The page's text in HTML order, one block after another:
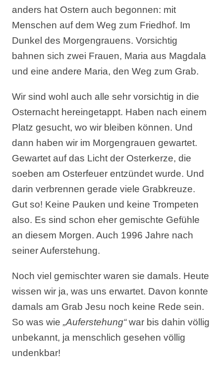
anders hat Ostern auch begonnen: mit
Menschen auf dem Weg zum Friedhof. Im
Dunkel des Morgengrauens. Vorsichtig
bahnen sich zwei Frauen, Maria aus Magdala
und eine andere Maria, den Weg zum Grab.
Wir sind wohl auch alle sehr vorsichtig in die
Osternacht hereingetappt. Haben nach einem
Platz gesucht, wo wir bleiben können. Und
dann haben wir im Morgengrauen gewartet.
Gewartet auf das Licht der Osterkerze, die
soeben am Osterfeuer entzündet wurde. Und
darin verbrennen gerade viele Grabkreuze.
Gut so! Keine Pauken und keine Trompeten
also. Es sind schon eher gemischte Gefühle
an diesem Morgen. Auch 1996 Jahre nach
seiner Auferstehung.
Noch viel gemischter waren sie damals. Heute
wissen wir ja, was uns erwartet. Davon konnte
damals am Grab Jesu noch keine Rede sein.
So was wie„Auferstehung“war bis dahin völlig
unbekannt, ja menschlich gesehen völlig
undenkbar!